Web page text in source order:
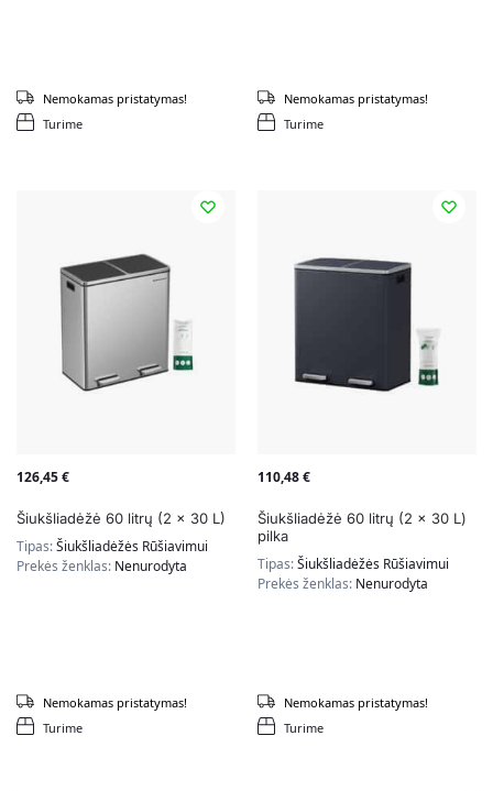
Turime
Nemokamas pristatymas!
Turime
Nemokamas pristatymas!
126,45€
Šiukšliadėžė 60 litrų (2 x 30 L)
Tipas:Šiukšliadėžės Rūšiavimui
Prekės ženklas: Nenurodyta
Turime
Nemokamas pristatymas!
110,48€
Šiukšliadėžė 60 litrų (2 x 30 L)
pilka
Tipas:Šiukšliadėžės Rūšiavimui
Prekės ženklas: Nenurodyta
Turime
Nemokamas pristatymas!